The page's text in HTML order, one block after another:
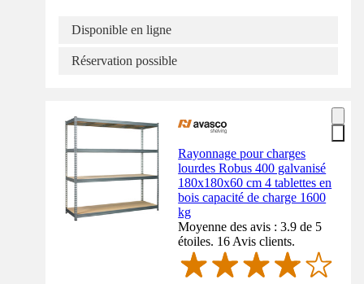
Disponible en ligne
Réservation possible
Rayonnage pour charges
lourdes Robus 400 galvanisé
180x180x60 cm 4 tablettes en
bois capacité de charge 1600
kg
Moyenne des avis : 3.9 de 5
étoiles. 16 Avis clients.